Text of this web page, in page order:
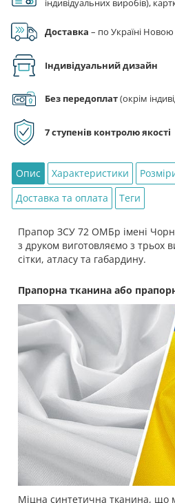
чорний
індивідуальних виробів),
Доставка – по Україні
Індивідуальний дизайн
Без передоплат(окрім
7 ступенів контролю якості
Опис Характеристики
Доставка та оплата
Теги
Прапор ЗСУ 72 ОМБр імені
з друком виготовляємо з трьох
сітки, атласу та габардину.
Прапорна тканина або
Міцна синтетична тканина, що